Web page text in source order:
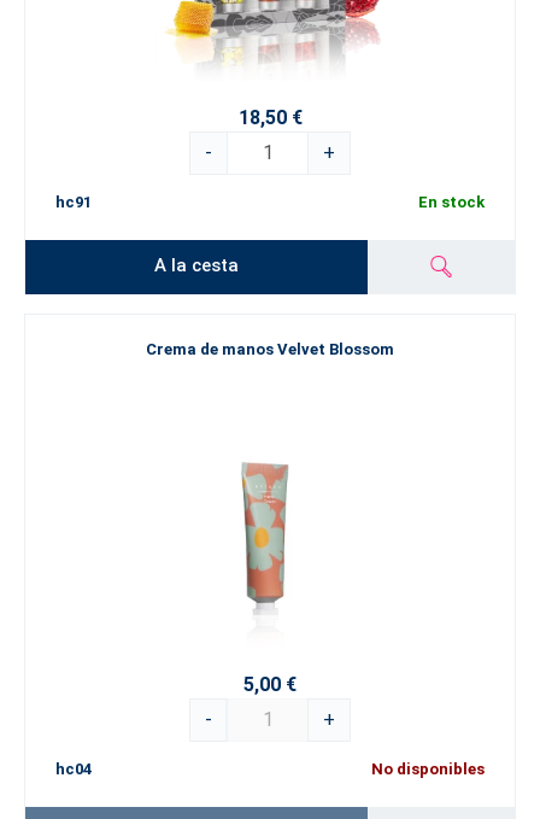
18,50 €
-
+
hc91 En stock
A la cesta
Crema de manos Velvet Blossom
5,00 €
-
+
hc04 No disponibles